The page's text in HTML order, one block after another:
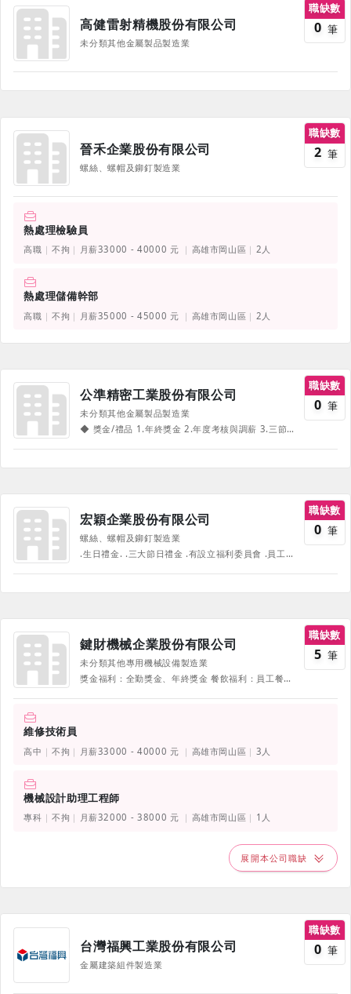
高健雷射精機股份有限公司
未分類其他金屬製品製造業
職缺數
0 筆
晉禾企業股份有限公司
螺絲、螺帽及鉚釘製造業
職缺數
2 筆
熱處理檢驗員
高職 不拘 月薪33000 - 40000 元 高雄市岡山區 2人
熱處理儲備幹部
高職 不拘 月薪35000 - 45000 元 高雄市岡山區 2人
公準精密工業股份有限公司
未分類其他金屬製品製造業
◆ 獎金/禮品 1.年終獎金 2.年度考核與調薪 3.三節獎金/禮品 4.勞動節獎品/禮品 ◆休閒及福利 1.國內旅遊 2.部門聚餐 3.員工制服 4.免費停車位 ◆ 制度類 1.完整專業領域培教育訓練 2.完善升遷轉職調薪制度 ◆ 請 / 休假制度 1.週休二日 2.特休/年假 3.陪產假 4.家庭照顧假 5.女性同仁生理假 ◆ 補助類 1.結婚禮金 2.生育津貼 3.喪葬補助 4.伙食補助 ◆其他 特約商店 定期健康檢查
職缺數
0 筆
宏穎企業股份有限公司
螺絲、螺帽及鉚釘製造業
.生日禮金. .三大節日禮金 .有設立福利委員會 .員工餐廳(免費提供午餐，五菜一湯一水果) .員工旅遊 《部份福利、待遇因職務、職等、職種有所不同，並隨公司營運方針有所調整，詳情請於面試時詢問，並以面試為主》
職缺數
0 筆
鍵財機械企業股份有限公司
未分類其他專用機械設備製造業
獎金福利：全勤獎金、年終獎金 餐飲福利：員工餐廳、誤餐費 衣著福利：員工制服 其他福利：詳情面議 《部份福利、待遇因職務、職等、職種有所不同，並隨公司營運方針有所調整，詳情請於面試時詢問，並以面試為主》
職缺數
5 筆
維修技術員
高中 不拘 月薪33000 - 40000 元 高雄市岡山區 3人
機械設計助理工程師
專科 不拘 月薪32000 - 38000 元 高雄市岡山區 1人
展開本公司職缺
台灣福興工業股份有限公司
金屬建築組件製造業
職缺數
0 筆